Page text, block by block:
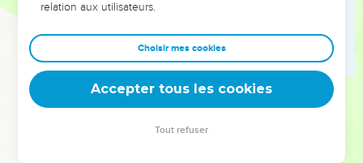
juste trouve un refuge même dans sa mort.
Dans un cœur intelligent, la sagesse repose
tranquillement, mais au milieu d’hommes stupides elle se fait
remarquer.
La justice fait la grandeur d’une nation, mais le péché est
relation aux utilisateurs.
Choisir mes cookies
Accepter tous les cookies
Tout refuser